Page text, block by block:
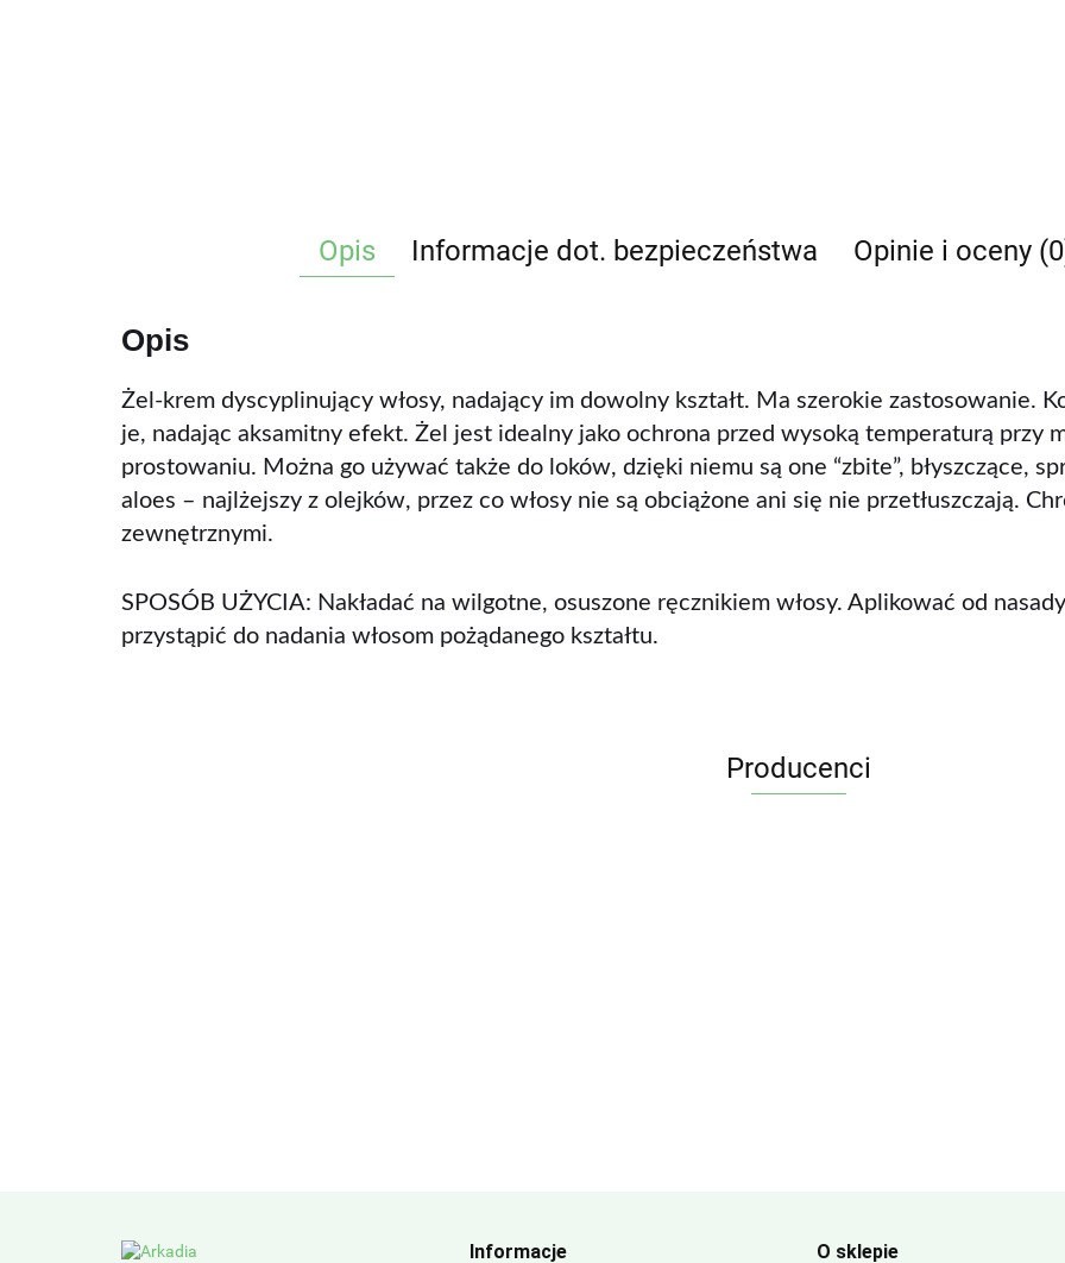
Opis Informacje dot. bezpieczeństwa Opinie i oceny
Opis
Żel-krem dyscyplinujący włosy, nadający im dowolny kształt. Ma szerokie zastosowanie.
je, nadając aksamitny efekt. Żel jest idealny jako ochrona przed wysoką temperaturą przy
prostowaniu. Można go używać także do loków, dzięki niemu są one “zbite”, błyszczące,
aloes – najlżejszy z olejków, przez co włosy nie są obciążone ani się nie przetłuszczają.
zewnętrznymi.
SPOSÓB UŻYCIA: Nakładać na wilgotne, osuszone ręcznikiem włosy. Aplikować od
przystąpić do nadania włosom pożądanego kształtu.
Producenci
Informacje O sklepie